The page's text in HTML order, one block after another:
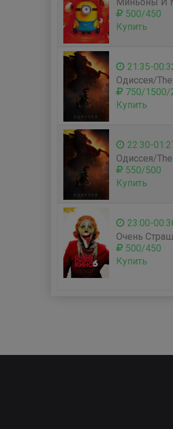
500/450
Купить
21:35-
Одиссея/
750/1500/
Купить
22:30-
Одиссея/
550/500
Купить
23:00-
Очень
500/450
Купить